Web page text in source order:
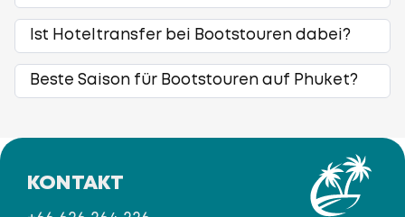
Ist Hoteltransfer bei Bootstouren dabei?
Beste Saison für Bootstouren auf Phuket?
KONTAKT